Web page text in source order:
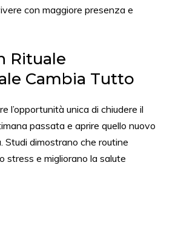
con maggiore presenza e
Rituale
Cambia Tutto
l’opportunità unica di chiudere il
passata e aprire quello nuovo
Studi dimostrano che routine
stress e migliorano la salute